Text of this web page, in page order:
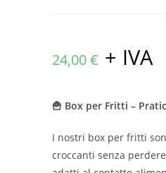
24,00€ + IVA
🍟 Box per Fritti –
I nostri box per fritti
croccanti senza